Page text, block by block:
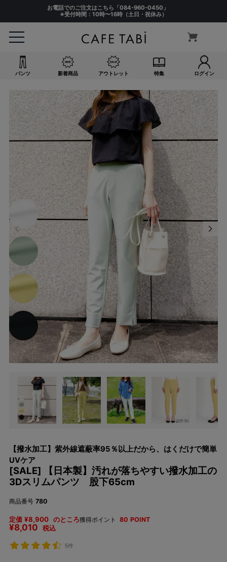
お電話でのご注文はこちら「084-960-0450 」
※受付時間：10時〜16時（土日・祝休み）
パンツ 新着商品 アウトレット 特集 ログイン
【撥水加工】紫外線遮蔽率95％以上だから、はくだけで簡単
UVケア
[SALE] 【日本製】汚れが落ちやすい撥水加工の
3Dスリムパンツ 股下65cm
商品番号 780
定価 ¥8,900 のところ
¥8,010 税込
獲得ポイント 80 POINT
5件